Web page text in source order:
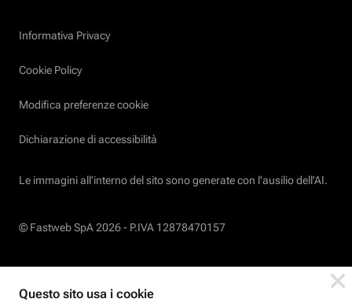
Informativa Privacy
Cookie Policy
Modifica preferenze cookie
Dichiarazione di accessibilità
Le immagini all’interno del sito sono generate con l'ausilio dell'AI.
© Fastweb SpA 2026 - P.IVA 12878470157